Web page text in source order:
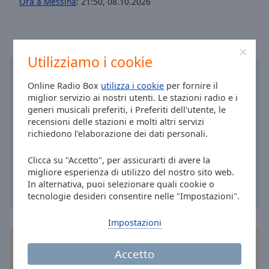
Utilizziamo i cookie
Online Radio Box utilizza i cookie per fornire il
miglior servizio ai nostri utenti. Le stazioni radio e i
generi musicali preferiti, i Preferiti dell'utente, le
recensioni delle stazioni e molti altri servizi
richiedono l'elaborazione dei dati personali.
Clicca su "Accetto", per assicurarti di avere la
migliore esperienza di utilizzo del nostro sito web.
In alternativa, puoi selezionare quali cookie o
tecnologie desideri consentire nelle "Impostazioni".
Accetto
Impostazioni
Area
Opacity
Installal'applicazionegratuita Online Radio Box
per il tuo smartphone e ascolta le tue stazioni